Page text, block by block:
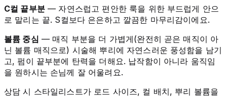
C컬 끝부분— 자연스럽고 편안한 룩을 위한 부드럽게 안으
로 말리는 끝. S컬보다 은은하고 깔끔한 마무리감이에요.
볼륨 중심 — 매직 부분을 더 가볍게(완전히 곧은 매직이 아
닌 볼륨 매직으로) 시술해 뿌리에 자연스러운 풍성함을 남기
고, 펌이 끝부분에 탄력을 더해요. 납작함이 아니라 움직임
을 원하시는 손님께 잘 어울려요.
상담 시 스타일리스트가 로드 사이즈, 컬 배치, 뿌리 볼륨을